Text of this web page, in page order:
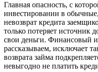
Главная опасность, с
инвестировании в
невозврат кредита
только потеряет источник
свои деньги. Финансовый
рассказываем, исключает
возврата займа
невыгодно не платить